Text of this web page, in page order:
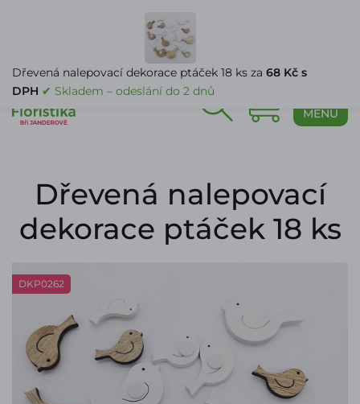
MENU
Dřevená nalepovací
dekorace ptáček 18 ks
DKP0262
Dřevená nalepovací dekorace ptáček 18 ks za 68 Kč s
DPH ✔ Skladem – odeslání do 2 dnů